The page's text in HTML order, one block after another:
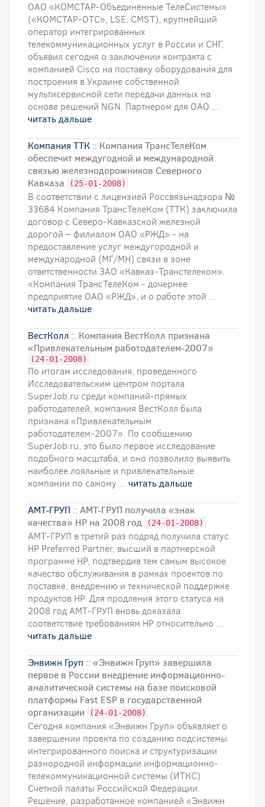
ОАО «КОМСТАР-Объединенные ТелеСистемы»
(«КОМСТАР-ОТС», LSE: CMST), крупнейший
оператор интегрированных
телекоммуникационных услуг в России и СНГ,
объявил сегодня о заключении контракта с
компанией Cisco на поставку оборудования для
построения в Украине собственной
мультисервисной сети передачи данных на
основе решений NGN. Партнером для ОАО ...
читать дальше
Компания ТТК :: Компания ТрансТелеКом
обеспечит междугодной и международной
связью железнодорожников Северного
Кавказа
(25-01-2008)
В соответствии с лицензией Россвязьнадзора №
33684 Компания ТрансТелеКом (ТТК) заключила
договор с Северо-Кавказской железной
дорогой – филиалом ОАО «РЖД» - на
предоставление услуг междугородной и
международной (МГ/МН) связи в зоне
ответственности ЗАО «Кавказ-Транстелеком».
«Компания ТрансТелеКом - дочернее
предприятие ОАО «РЖД», и о работе этой ...
читать дальше
ВестКолл :: Компания ВестКолл признана
«Привлекательным работодателем-2007»
(24-01-2008)
По итогам исследования, проведенного
Исследовательским центром портала
SuperJob.ru среди компаний-прямых
работодателей, компания ВестКолл была
признана «Привлекательным
работодателем-2007». По сообщению
SuperJob.ru, это было первое исследование
подобного масштаба, и оно позволило выявить
наиболее лояльные и привлекательные
компании по самому ... читать дальше
АМТ-ГРУП :: АМТ-ГРУП получила «знак
качества» HP на 2008 год
(24-01-2008)
АМТ-ГРУП в третий раз подряд получила статус
HP Preferred Partner, высший в партнерской
программе HP, подтвердив тем самым высокое
качество обслуживания в рамках проектов по
поставке, внедрению и технической поддержке
продуктов HP. Для продления этого статуса на
2008 год АМТ-ГРУП вновь доказала
соответствие требованиям HP относительно ...
читать дальше
Энвижн Груп :: «Энвижн Груп» завершила
первое в России внедрение информационно-
аналитической системы на базе поисковой
платформы Fast ESP в государственной
организации
(24-01-2008)
Сегодня компания «Энвижн Груп» объявляет о
завершении проекта по созданию подсистемы
интегрированного поиска и структуризации
разнородной информации информационно-
телекоммуникационной системы (ИТКС)
Счетной палаты Российской Федерации.
Решение, разработанное компанией «Энвижн